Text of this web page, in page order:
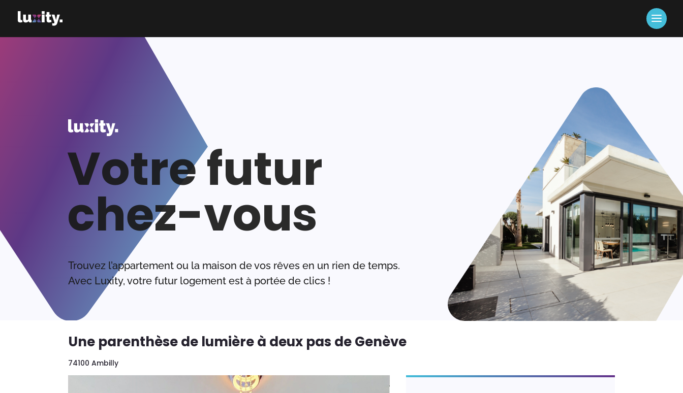
Votre futur
chez-vous
Trouvez l’appartement ou la maison de vos rêves en un rien de temps.
Avec Luxity, votre futur logement est à portée de clics !
Une parenthèse de lumière à deux pas de Genève
74100 Ambilly